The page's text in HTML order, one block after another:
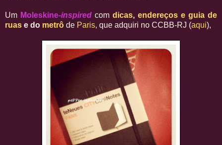
Um Moleskine-inspired com dicas, endereços e guia de
ruas e do metrô de Paris, que adquiri no CCBB-RJ (aqui),